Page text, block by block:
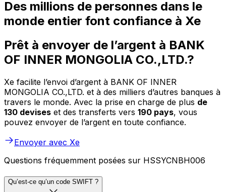
Des millions de personnes dans le
monde entier font confiance à Xe
Prêt à envoyer de l’argent à BANK
OF INNER MONGOLIA CO.,LTD.?
Xe facilite l’envoi d’argent à BANK OF INNER
MONGOLIA CO.,LTD. et à des milliers d’autres banques à
travers le monde. Avec la prise en charge de plus de
130 devises et des transferts vers 190 pays, vous
pouvez envoyer de l’argent en toute confiance.
Envoyer avec Xe
Questions fréquemment posées sur HSSYCNBH006
Qu’est-ce qu’un code SWIFT ?